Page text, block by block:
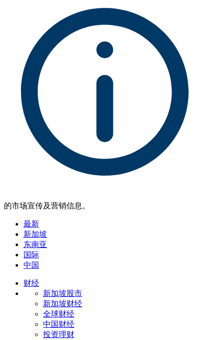
的市场宣传及营销信息。
最新
新加坡
东南亚
国际
中国
财经
新加坡股市
新加坡财经
全球财经
中国财经
投资理财